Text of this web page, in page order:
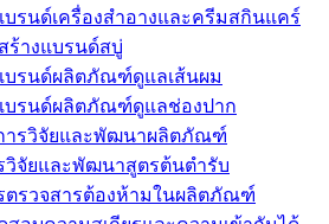
บรนด์เครื่องสำอางและครีมสกินแคร์
สร้างแบรนด์สบู่
บรนด์ผลิตภัณฑ์ดูแลเส้นผม
บรนด์ผลิตภัณฑ์ดูแลช่องปาก
ารวิจัยและพัฒนาผลิตภัณฑ์
วิจัยและพัฒนาสูตรต้นตำรับ
ตรวจสารต้องห้ามในผลิตภัณฑ์